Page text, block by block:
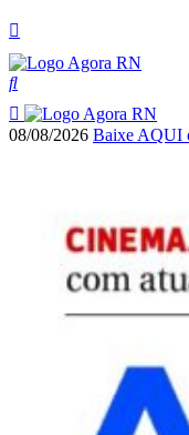
08/08/2026 Baixe AQUI